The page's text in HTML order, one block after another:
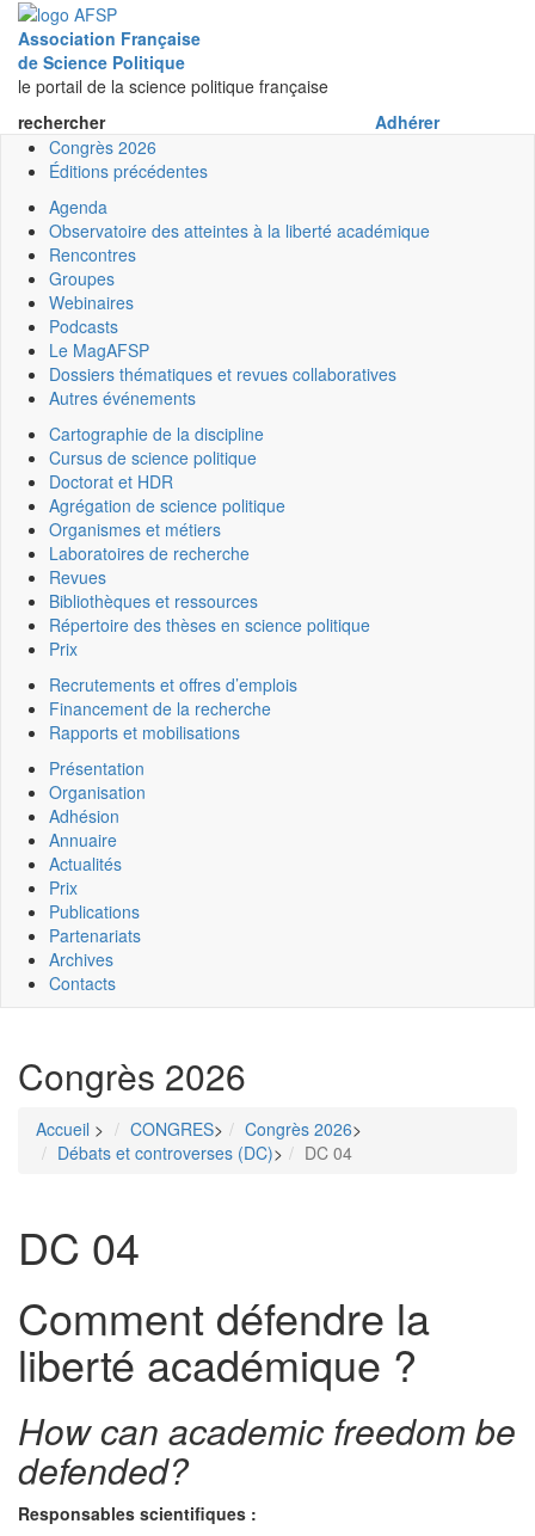
Association Française
de Science Politique
le portail de la science politique française
rechercher
Adhérer
Congrès 2026
Éditions précédentes
Agenda
Observatoire des atteintes à la liberté académique
Rencontres
Groupes
Webinaires
Podcasts
Le MagAFSP
Dossiers thématiques et revues collaboratives
Autres événements
Cartographie de la discipline
Cursus de science politique
Doctorat et HDR
Agrégation de science politique
Organismes et métiers
Laboratoires de recherche
Revues
Bibliothèques et ressources
Répertoire des thèses en science politique
Prix
Recrutements et offres d’emplois
Financement de la recherche
Rapports et mobilisations
Présentation
Organisation
Adhésion
Annuaire
Actualités
Prix
Publications
Partenariats
Archives
Contacts
Congrès 2026
Accueil > CONGRES> Congrès 2026>
Débats et controverses (DC)> DC 04
DC 04
Comment défendre la
liberté académique ?
How can academic freedom be
defended?
Responsables scientifiques :